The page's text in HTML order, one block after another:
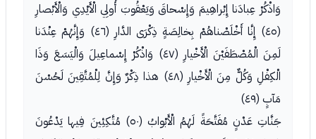
وَاذْكُرْ عِبادَنا إِبْراهِيمَ وَإِسْحاقَ وَيَعْقُوبَ أُولِي الْأَيْدِي وَالْأَبْصارِ
(٤٥) إِنَّا أَخْلَصْناهُمْ بِخالِصَةٍ ذِكْرَى الدَّارِ (٤٦) وَإِنَّهُمْ عِنْدَنا
لَمِنَ الْمُصْطَفَيْنَ الْأَخْيارِ (٤٧) وَاذْكُرْ إِسْماعِيلَ وَالْيَسَعَ وَذَا
الْكِفْلِ وَكُلٌّ مِنَ الْأَخْيارِ (٤٨) هذا ذِكْرٌ وَإِنَّ لِلْمُتَّقِينَ لَحُسْنَ
مَآبٍ (٤٩)
جَنَّاتِ عَدْنٍ مُفَتَّحَةً لَهُمُ الْأَبْوابُ (٥٠) مُتَّكِئِينَ فِيها يَدْعُونَ